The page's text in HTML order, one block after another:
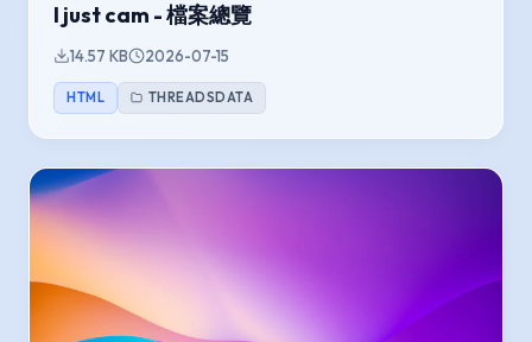
I just cam - 檔案總覽
14.57 KB 2026-07-15
HTML THREADSDATA